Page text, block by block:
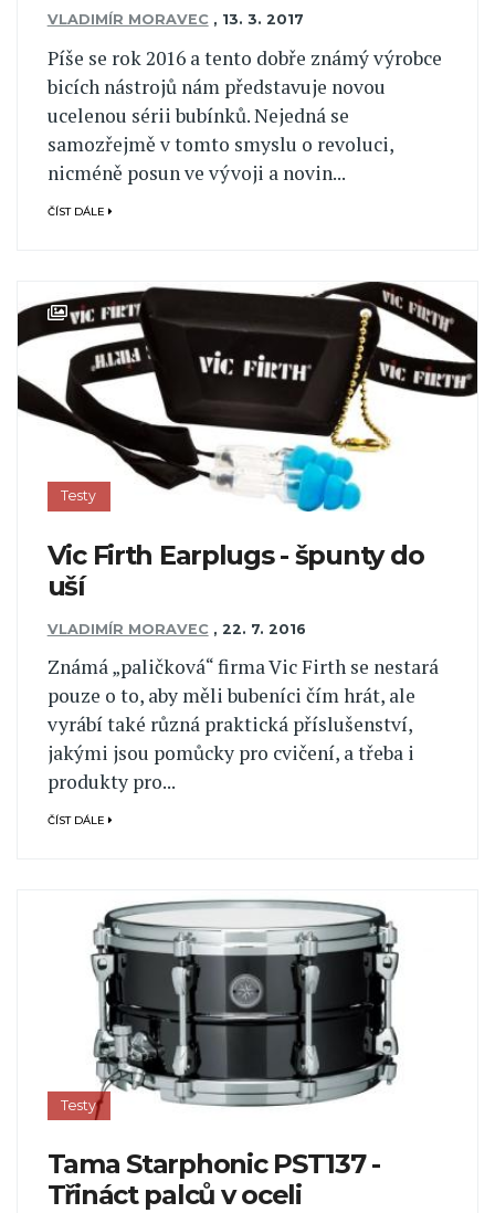
VLADIMÍR MORAVEC , 13. 3. 2017
Píše se rok 2016 a tento dobře známý výrobce
bicích nástrojů nám představuje novou
ucelenou sérii bubínků. Nejedná se
samozřejmě v tomto smyslu o revoluci,
nicméně posun ve vývoji a novin...
ČÍST DÁLE
Testy
Vic Firth Earplugs - špunty do
uší
VLADIMÍR MORAVEC , 22. 7. 2016
Známá „paličková“ firma Vic Firth se nestará
pouze o to, aby měli bubeníci čím hrát, ale
vyrábí také různá praktická příslušenství,
jakými jsou pomůcky pro cvičení, a třeba i
produkty pro...
ČÍST DÁLE
Testy
Tama Starphonic PST137 -
Třináct palců v oceli